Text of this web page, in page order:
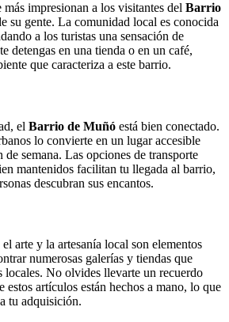
impresionan a los visitantes del Barrio
su gente. La comunidad local es conocida
a los turistas una sensación de
detengas en una tienda o en un café,
que caracteriza a este barrio.
el Barrio de Muñó está bien conectado.
lo convierte en un lugar accesible
de semana. Las opciones de transporte
mantenidos facilitan tu llegada al barrio,
descubran sus encantos.
el arte y la artesanía local son elementos
numerosas galerías y tiendas que
locales. No olvides llevarte un recuerdo
estos artículos están hechos a mano, lo que
tu adquisición.